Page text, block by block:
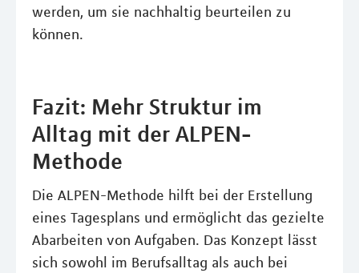
werden, um sie nachhaltig beurteilen zu
können.
Fazit: Mehr Struktur im
Alltag mit der ALPEN-
Methode
Die ALPEN-Methode hilft bei der Erstellung
eines Tagesplans und ermöglicht das gezielte
Abarbeiten von Aufgaben. Das Konzept lässt
sich sowohl im Berufsalltag als auch bei